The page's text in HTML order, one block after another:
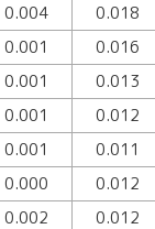
0.004 0.018
0.001 0.016
0.001 0.013
0.001 0.012
0.001 0.011
0.000 0.012
0.002 0.012